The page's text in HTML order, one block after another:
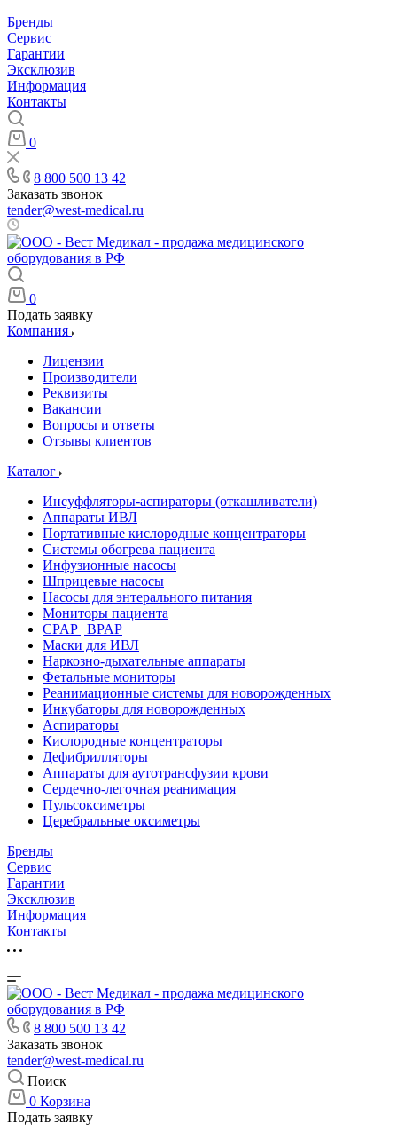
Бренды
Сервис
Гарантии
Эксклюзив
Информация
Контакты
0
8 800 500 13 42
Заказать звонок
tender@west-medical.ru
0
Подать заявку
Компания
Лицензии
Производители
Реквизиты
Вакансии
Вопросы и ответы
Отзывы клиентов
Каталог
Инсуффляторы-аспираторы (откашливатели)
Аппараты ИВЛ
Портативные кислородные концентраторы
Системы обогрева пациента
Инфузионные насосы
Шприцевые насосы
Насосы для энтерального питания
Мониторы пациента
CPAP | BPAP
Маски для ИВЛ
Наркозно-дыхательные аппараты
Фетальные мониторы
Реанимационные системы для новорожденных
Инкубаторы для новорожденных
Аспираторы
Кислородные концентраторы
Дефибрилляторы
Аппараты для аутотрансфузии крови
Сердечно-легочная реанимация
Пульсоксиметры
Церебральные оксиметры
Бренды
Сервис
Гарантии
Эксклюзив
Информация
Контакты
8 800 500 13 42
Заказать звонок
tender@west-medical.ru
Поиск
0 Корзина
Подать заявку